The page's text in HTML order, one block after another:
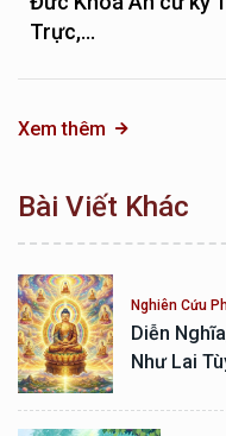
Trực,...
Xem thêm
Bài Viết Khác
Nghiên Cứu
Diễn
Như Lai